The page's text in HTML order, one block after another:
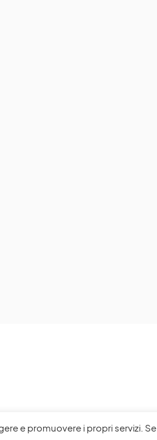
e promuovere i propri servizi. Se